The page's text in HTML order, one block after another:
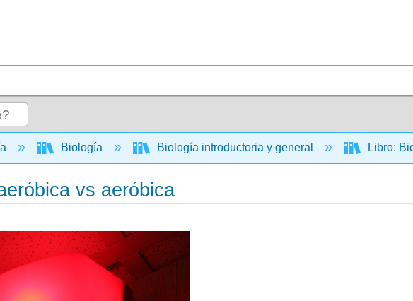
global
Biología Biología introductoria y general Libro:
vs aeróbica